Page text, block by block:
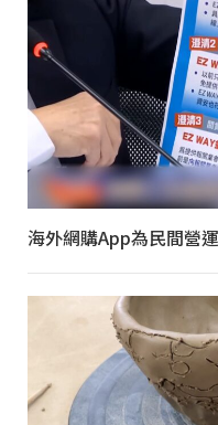
海外網購App為民間營